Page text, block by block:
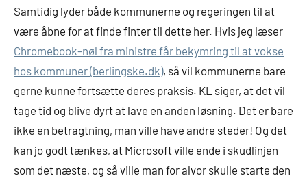
Samtidig lyder både kommunerne og regeringen til at
være åbne for at finde finter til dette her. Hvis jeg læser
Chromebook-nøl fra ministre får bekymring til at vokse
hos kommuner (berlingske.dk), så vil kommunerne bare
gerne kunne fortsætte deres praksis. KL siger, at det vil
tage tid og blive dyrt at lave en anden løsning. Det er bare
ikke en betragtning, man ville have andre steder! Og det
kan jo godt tænkes, at Microsoft ville ende i skudlinjen
som det næste, og så ville man for alvor skulle starte den